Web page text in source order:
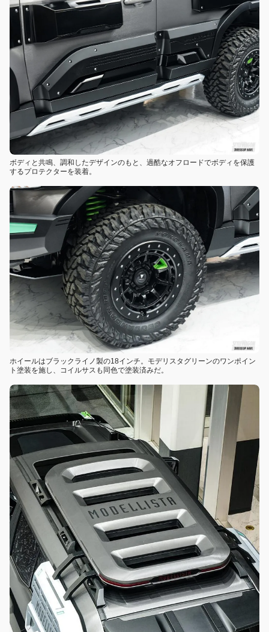
ボディと共鳴、調和したデザインのもと、過酷なオフロードでボディを保護
するプロテクターを装着。
ホイールはブラックライノ製の18インチ。モデリスタグリーンのワンポイン
ト塗装を施し、コイルサスも同色で塗装済みだ。